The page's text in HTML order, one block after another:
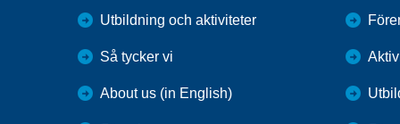
Utbildning och aktiviteter
Så tycker vi
About us (in English)